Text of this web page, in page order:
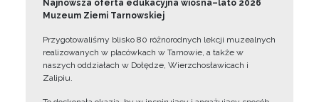
Najnowsza oferta edukacyjna wiosna–lato 2026
Muzeum Ziemi Tarnowskiej
Przygotowaliśmy blisko 80 różnorodnych lekcji muzealnych
realizowanych w placówkach w Tarnowie, a także w
naszych oddziałach w Dołędze, Wierzchosławicach i
Zalipiu.